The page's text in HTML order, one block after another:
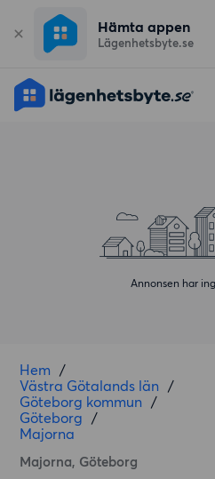
Hämta appen
Lägenhetsbyte.se
Annonsen har
Hem /
Västra Götalands län /
Göteborg kommun /
Göteborg /
Majorna
Majorna, Göteborg